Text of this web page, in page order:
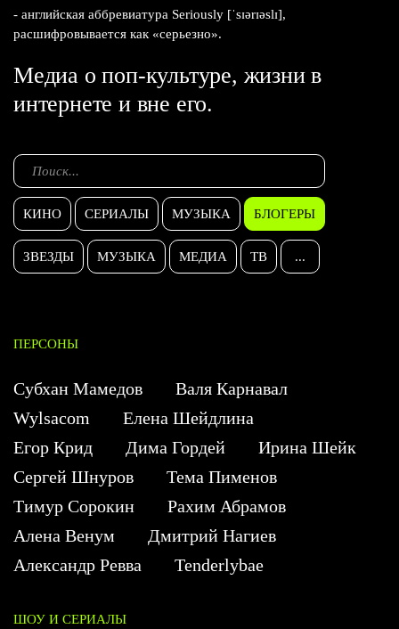
- английская аббревиатура Seriously [ˈsɪərɪəslɪ],
расшифровывается как «серьезно».
Медиа о поп-культуре, жизни в
интернете и вне его.
КИНО СЕРИАЛЫ МУЗЫКА БЛОГЕРЫ
ЗВЕЗДЫ МУЗЫКА МЕДИА ТВ ...
ПЕРСОНЫ
Субхан Мамедов
Валя Карнавал
Wylsacom
Елена Шейдлина
Егор Крид
Дима Гордей
Ирина Шейк
Сергей Шнуров
Тема Пименов
Тимур Сорокин
Рахим Абрамов
Алена Венум
Дмитрий Нагиев
Александр Ревва
Tenderlybae
ШОУ И СЕРИАЛЫ